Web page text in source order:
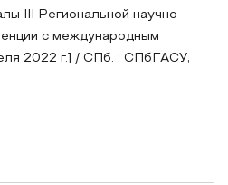
III Региональной научно-
с международным
2022 г.] / СПб. : СПбГАСУ,